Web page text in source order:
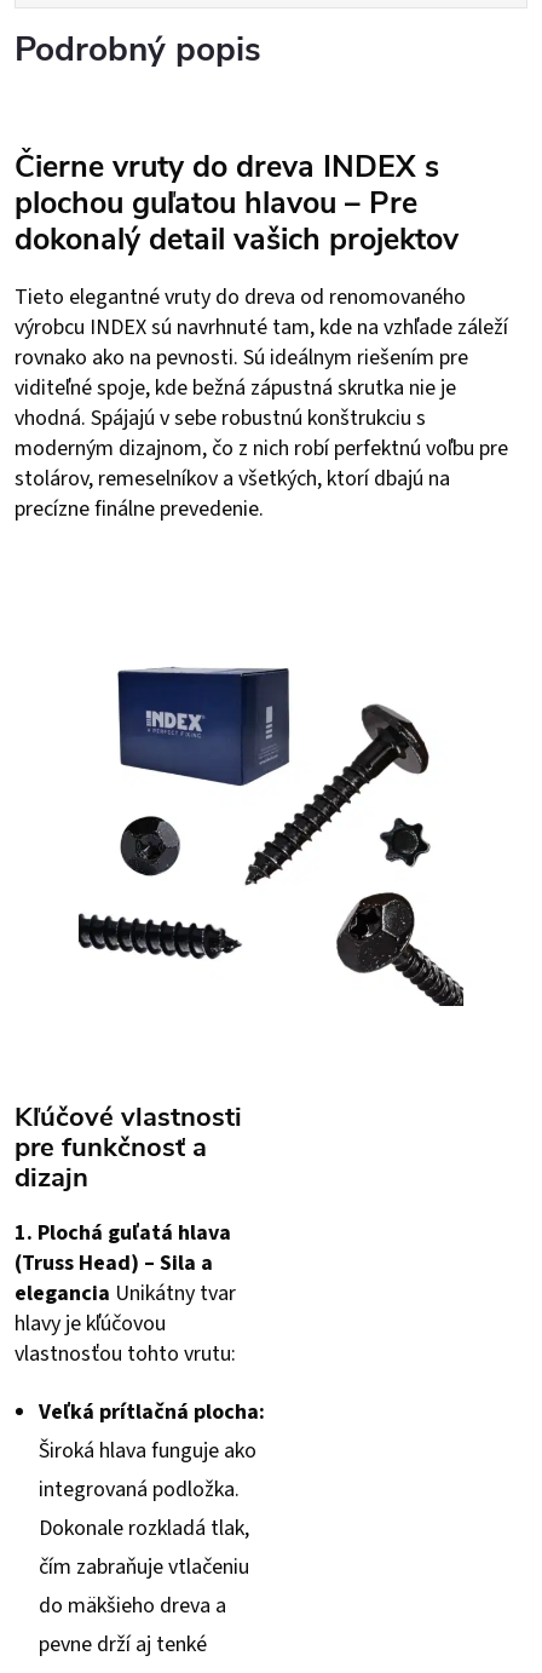
Podrobný popis
Čierne vruty do dreva INDEX s
plochou guľatou hlavou – Pre
dokonalý detail vašich projektov
Tieto elegantné vruty do dreva od renomovaného
výrobcu INDEX sú navrhnuté tam, kde na vzhľade záleží
rovnako ako na pevnosti. Sú ideálnym riešením pre
viditeľné spoje, kde bežná zápustná skrutka nie je
vhodná. Spájajú v sebe robustnú konštrukciu s
moderným dizajnom, čo z nich robí perfektnú voľbu pre
stolárov, remeselníkov a všetkých, ktorí dbajú na
precízne finálne prevedenie.
Kľúčové vlastnosti
pre funkčnosť a
dizajn
1. Plochá guľatá hlava
(Truss Head) – Sila a
elegancia Unikátny tvar
hlavy je kľúčovou
vlastnosťou tohto vrutu:
Veľká prítlačná plocha:
Široká hlava funguje ako
integrovaná podložka.
Dokonale rozkladá tlak,
čím zabraňuje vtlačeniu
do mäkšieho dreva a
pevne drží aj tenké